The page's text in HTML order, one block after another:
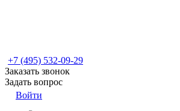
+7 (495) 532-09-29
Заказать звонок
Задать вопрос
Войти